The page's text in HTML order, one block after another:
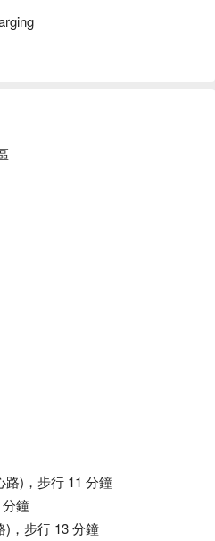
路)，步行 11 分鐘
鐘
)，步行 13 分鐘